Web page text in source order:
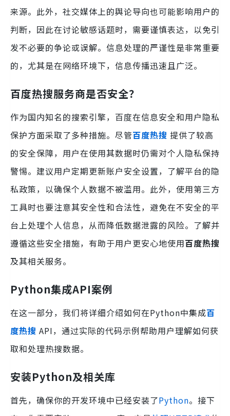
来源。此外，社交媒体上的舆论导向也可能影响用户的
判断，因此在讨论敏感话题时，需要谨慎表达，以免引
发不必要的争论或误解。信息处理的严谨性是非常重要
的，尤其是在网络环境下，信息传播迅速且广泛。
百度热搜服务商是否安全？
作为国内知名的搜索引擎，百度在信息安全和用户隐私
保护方面采取了多种措施。尽管百度热搜 提供了较高
的安全保障，用户在使用其数据时仍需对个人隐私保持
警惕。建议用户定期更新账户安全设置，了解平台的隐
私政策，以确保个人数据不被滥用。此外，使用第三方
工具时也要注意其安全性和合法性，避免在不安全的平
台上处理个人信息，从而降低数据泄露的风险。了解并
遵循这些安全措施，有助于用户更安心地使用百度热搜
及其相关服务。
Python集成API案例
在这一部分，我们将详细介绍如何在Python中集成百
度热搜 API，通过实际的代码示例帮助用户理解如何获
取和处理热搜数据。
安装Python及相关库
首先，确保你的开发环境中已经安装了Python。接下